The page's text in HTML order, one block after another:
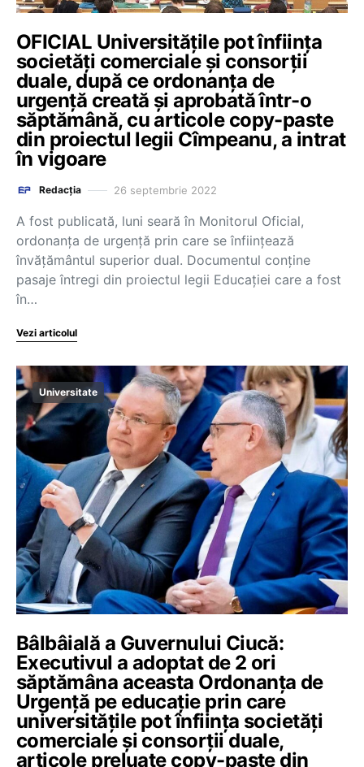
OFICIAL Universitățile pot înființa
societăți comerciale și consorții
duale, după ce ordonanța de
urgență creată și aprobată într-o
săptămână, cu articole copy-paste
din proiectul legii Cîmpeanu, a intrat
în vigoare
Redacția 26 septembrie 2022
A fost publicată, luni seară în Monitorul Oficial,
ordonanța de urgență prin care se înființează
învățământul superior dual. Documentul conține
pasaje întregi din proiectul legii Educației care a fost
în…
Vezi articolul
Universitate
Bâlbâială a Guvernului Ciucă:
Executivul a adoptat de 2 ori
săptămâna aceasta Ordonanța de
Urgență pe educație prin care
universitățile pot înființa societăți
comerciale și consorții duale,
articole preluate copy-paste din